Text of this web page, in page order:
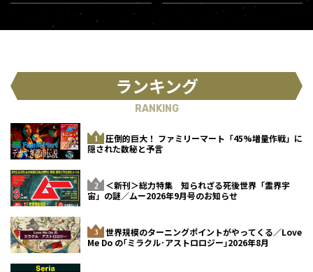
ランキング
RANKING
圧倒的巨大！ ファミリーマート「45%増量作戦」に
隠された数秘と予言
＜新刊＞総力特集 知られざる死後世界「霊界宇
宙」の謎／ムー2026年9月号のお知らせ
世界規模のターニングポイントがやってくる／Love
Me Do の｢ミラクル･アストロロジー｣2026年8月